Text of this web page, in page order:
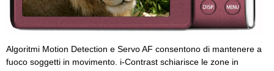
Algoritmi Motion Detection e Servo AF consentono di mantenere a
fuoco soggetti in movimento. i-Contrast schiarisce le zone in